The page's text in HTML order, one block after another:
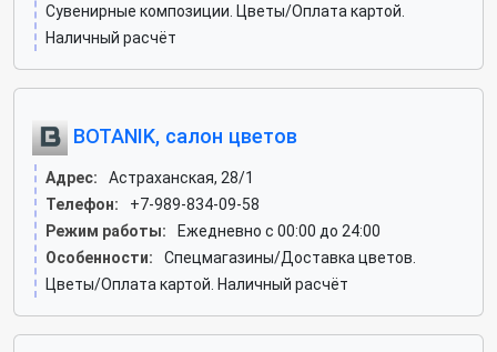
Сувенирные композиции. Цветы/Оплата картой.
Наличный расчёт
BOTANIK, салон цветов
Адрес:
Астраханская, 28/1
Телефон:
+7-989-834-09-58
Режим работы:
Ежедневно с 00:00 до 24:00
Особенности:
Спецмагазины/Доставка цветов.
Цветы/Оплата картой. Наличный расчёт